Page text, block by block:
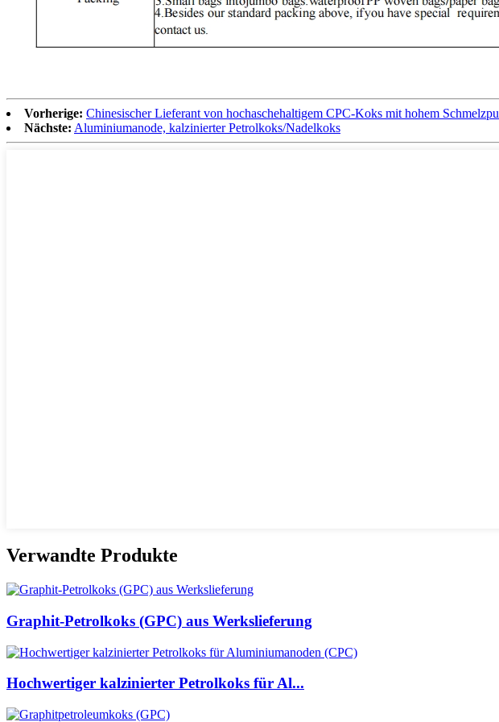
Vorherige: Chinesischer Lieferant von hochaschehaltigem CPC-Koks mit hohem
Nächste: Aluminiumanode, kalzinierter Petrolkoks/Nadelkoks
Verwandte Produkte
Graphit-Petrolkoks (GPC) aus Werkslieferung
Hochwertiger kalzinierter Petrolkoks für Al...